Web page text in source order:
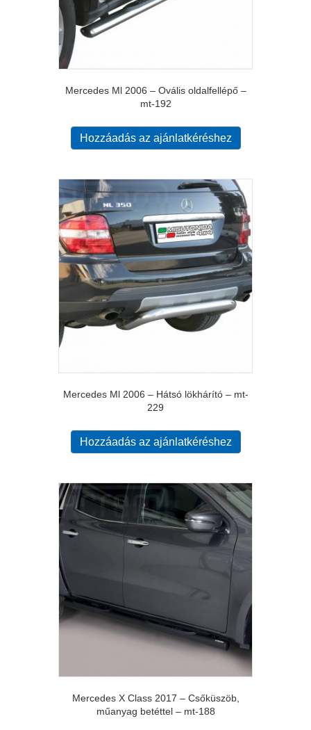
Mercedes Ml 2006 – Ovális oldalfellépő –
mt-192
Hozzáadás az ajánlatkéréshez
Mercedes Ml 2006 – Hátsó lökhárító – mt-
229
Hozzáadás az ajánlatkéréshez
Mercedes X Class 2017 – Csőküszöb,
műanyag betéttel – mt-188